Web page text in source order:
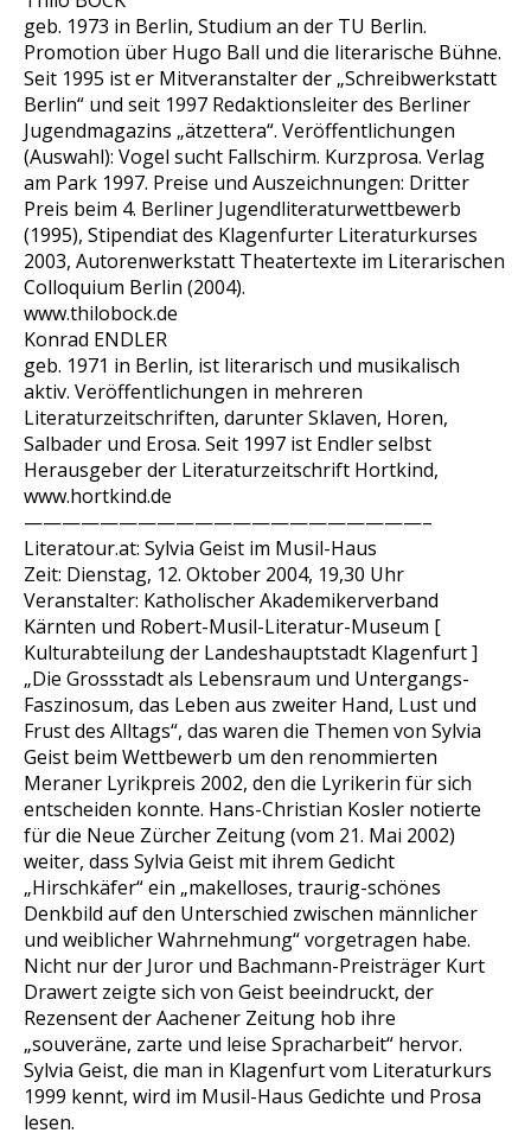
geb. 1973 in Berlin, Studium an der TU Berlin.
Promotion über Hugo Ball und die literarische Bühne.
Seit 1995 ist er Mitveranstalter der „Schreibwerkstatt
Berlin“ und seit 1997 Redaktionsleiter des Berliner
Jugendmagazins „ätzettera“. Veröffentlichungen
(Auswahl): Vogel sucht Fallschirm. Kurzprosa. Verlag
am Park 1997. Preise und Auszeichnungen: Dritter
Preis beim 4. Berliner Jugendliteraturwettbewerb
(1995), Stipendiat des Klagenfurter Literaturkurses
2003, Autorenwerkstatt Theatertexte im Literarischen
Colloquium Berlin (2004).
www.thilobock.de
Konrad ENDLER
geb. 1971 in Berlin, ist literarisch und musikalisch
aktiv. Veröffentlichungen in mehreren
Literaturzeitschriften, darunter Sklaven, Horen,
Salbader und Erosa. Seit 1997 ist Endler selbst
Herausgeber der Literaturzeitschrift Hortkind,
www.hortkind.de
—————————————————————–
Literatour.at: Sylvia Geist im Musil-Haus
Zeit: Dienstag, 12. Oktober 2004, 19,30 Uhr
Veranstalter: Katholischer Akademikerverband
Kärnten und Robert-Musil-Literatur-Museum [
Kulturabteilung der Landeshauptstadt Klagenfurt ]
„Die Grossstadt als Lebensraum und Untergangs-
Faszinosum, das Leben aus zweiter Hand, Lust und
Frust des Alltags“, das waren die Themen von Sylvia
Geist beim Wettbewerb um den renommierten
Meraner Lyrikpreis 2002, den die Lyrikerin für sich
entscheiden konnte. Hans-Christian Kosler notierte
für die Neue Zürcher Zeitung (vom 21. Mai 2002)
weiter, dass Sylvia Geist mit ihrem Gedicht
„Hirschkäfer“ ein „makelloses, traurig-schönes
Denkbild auf den Unterschied zwischen männlicher
und weiblicher Wahrnehmung“ vorgetragen habe.
Nicht nur der Juror und Bachmann-Preisträger Kurt
Drawert zeigte sich von Geist beeindruckt, der
Rezensent der Aachener Zeitung hob ihre
„souveräne, zarte und leise Spracharbeit“ hervor.
Sylvia Geist, die man in Klagenfurt vom Literaturkurs
1999 kennt, wird im Musil-Haus Gedichte und Prosa
lesen.